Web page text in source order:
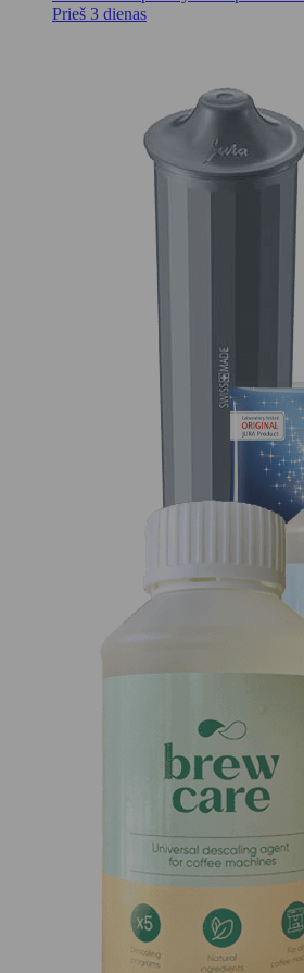
Prieš 3 dienas